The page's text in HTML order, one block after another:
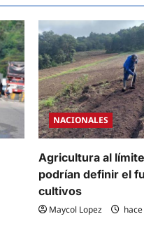
NACIONALES
Agricultura al
podrían definir el
cultivos
Maycol Lopez